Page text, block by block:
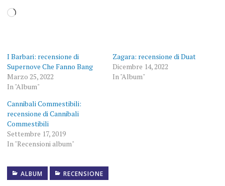
Caricamento
I Barbari: recensione di
Supernove Che Fanno Bang
Marzo 25, 2022
In "Album"
Zagara: recensione di Duat
Dicembre 14, 2022
In "Album"
Cannibali Commestibili:
recensione di Cannibali
Commestibili
Settembre 17, 2019
In "Recensioni album"
ALBUM RECENSIONE
15
GENNAIO